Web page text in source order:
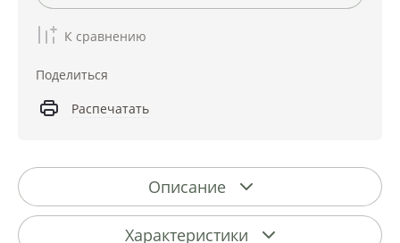
К сравнению
Поделиться
Распечатать
Описание
Характеристики